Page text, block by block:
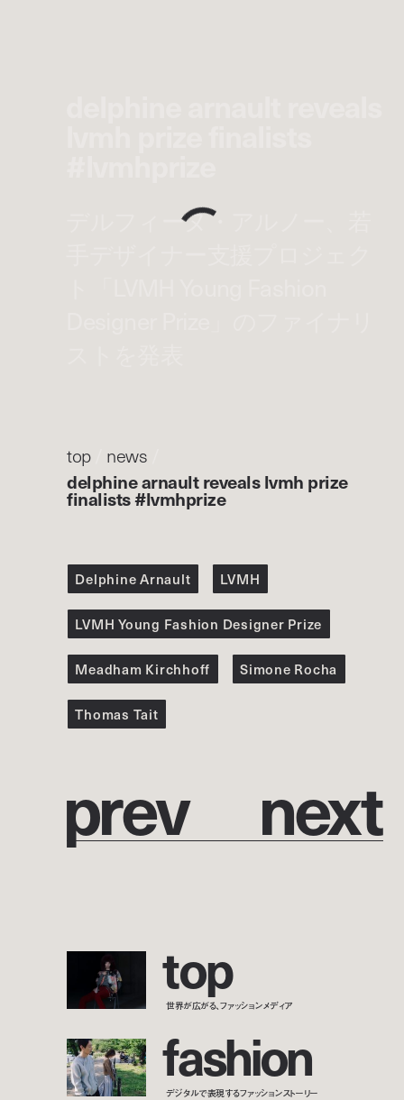
デルフィーヌ・アルノー、若
top/ news
delphine arnault reveals lvmh prize
finalists #lvmhprize
Delphine Arnault LVMH
LVMH Young Fashion Designer Prize
Meadham Kirchhoff Simone Rocha
Thomas Tait
prev next
top
世界が広がる、ファッションメディア
fashion
デジタルで表現するファッションストーリー